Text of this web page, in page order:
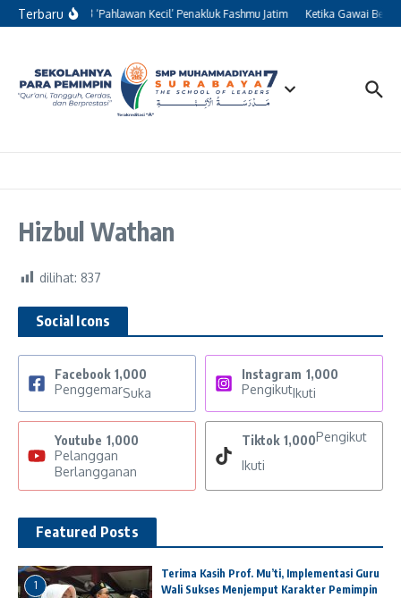
Lewati ke konten
TerbaruKisah 13 ‘Pahlawan Kecil’ Penakluk Fashmu Jatim Ketika Gawai
Hizbul Wathan
dilihat: 837
Social Icons
Facebook 1,000
PenggemarSuka
Instagram 1,000
PengikutIkuti
Youtube 1,000
Pelanggan
Berlangganan
Tiktok 1,000Pengikut
Ikuti
Featured Posts
1
Terima Kasih Prof. Mu’ti, Implementasi Guru
Wali Sukses Menjemput Karakter Pemimpin